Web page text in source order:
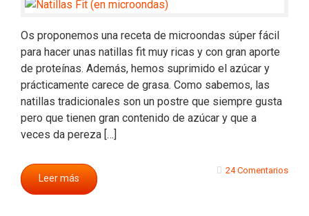
Os proponemos una receta de microondas súper fácil
para hacer unas natillas fit muy ricas y con gran aporte
de proteínas. Además, hemos suprimido el azúcar y
prácticamente carece de grasa. Como sabemos, las
natillas tradicionales son un postre que siempre gusta
pero que tienen gran contenido de azúcar y que a
veces da pereza […]
Leer más
24 Comentarios